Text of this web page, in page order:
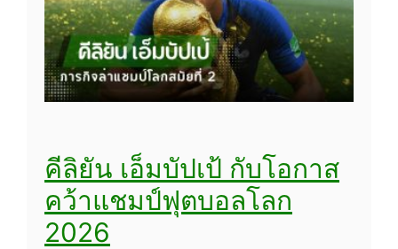
คีลิยัน เอ็มบัปเป้ กับโอกาส
คว้าแชมป์ฟุตบอลโลก
2026